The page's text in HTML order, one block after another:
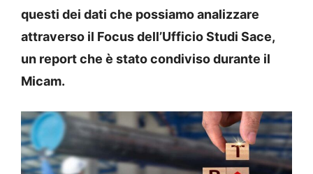
questi dei dati che possiamo analizzare
attraverso il Focus dell’Ufficio Studi Sace,
un report che è stato condiviso durante il
Micam.